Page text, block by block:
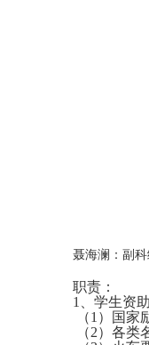
聂海澜：副
职责：
1、学生资助
（1）国家
（2）各类